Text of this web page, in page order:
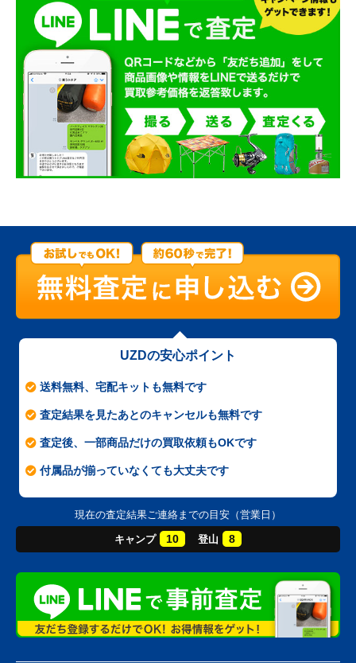
UZDの安心ポイント
送料無料、宅配キットも無料です
査定結果を見たあとのキャンセルも無料です
査定後、一部商品だけの買取依頼もOKです
付属品が揃っていなくても大丈夫です
現在の査定結果ご連絡までの目安（営業日）
キャンプ 10 登山 8